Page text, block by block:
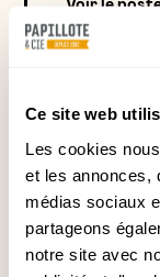
Ce site web
Les cookies
et les annonces,
médias sociaux
partageons
notre site avec
Voir le
plein